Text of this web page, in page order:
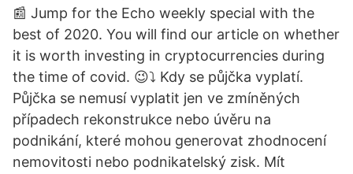
📰 Jump for the Echo weekly special with the
best of 2020. You will find our article on whether
it is worth investing in cryptocurrencies during
the time of covid. 😉⤵ Kdy se půjčka vyplatí.
Půjčka se nemusí vyplatit jen ve zmíněných
případech rekonstrukce nebo úvěru na
podnikání, které mohou generovat zhodnocení
nemovitosti nebo podnikatelský zisk. Mít